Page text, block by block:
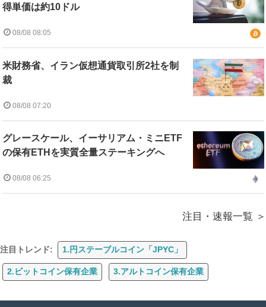
得単価は約10ドル
08/08 08:05
米財務省、イラン仮想通貨取引所2社を制
裁
08/08 07:20
グレースケール、イーサリアム・ミニETF
の保有ETHを実質全量ステーキングへ
08/08 06:25
注目・速報一覧
注目トレンド: 1.円ステーブルコイン「JPYC」
2.ビットコイン保有企業 3.アルトコイン保有企業